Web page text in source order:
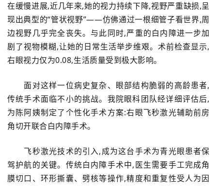
在缓慢进展,近几年来,她的视力持续下降,视野严重缺损,呈
现出典型的“管状视野”——仿佛通过一根细管子看世界,周
边视野几乎完全丧失。与此同时,严重的白内障进一步加
剧了视物模糊,让她的日常生活举步维艰。术前检查显示,
右眼视力仅为0.08,生活质量受到极大影响。
面对这样一位病史复杂、眼部结构脆弱的高龄患者,
传统手术面临不小的挑战。我院眼科团队经详细评估后,
为陈阿姨制定了个性化手术方案:右眼飞秒激光辅助前房
角切开联合白内障手术。
飞秒激光技术的引入,成为这台手术为青光眼患者保
驾护航的关键。传统白内障手术中,医生需要手工完成角
膜切口、环形撕囊、劈核等操作,精度和重复性受人为因